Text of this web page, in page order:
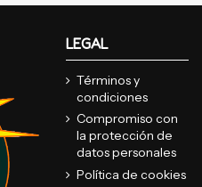
LEGAL
Términos y
condiciones
Compromiso con
la protección de
datos personales
Política de cookies